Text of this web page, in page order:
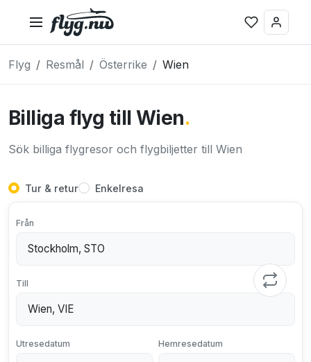
Flyg Resmål Österrike Wien
Billiga flyg till Wien.
Sök billiga flygresor och flygbiljetter till Wien
Tur & retur Enkelresa
Från
Till
Utresedatum Hemresedatum